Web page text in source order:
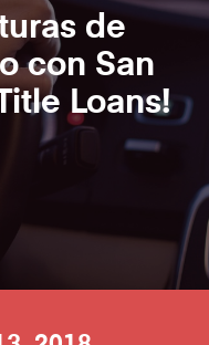
de
con San
Loans!